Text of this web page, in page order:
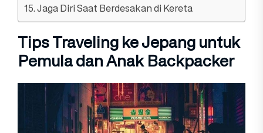
15. Jaga Diri Saat Berdesakan di Kereta
Tips Traveling ke Jepang untuk
Pemula dan Anak Backpacker